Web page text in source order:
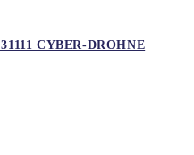
CYBER-DROHNE